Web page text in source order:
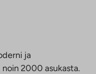
ja
noin 2000 asukasta.